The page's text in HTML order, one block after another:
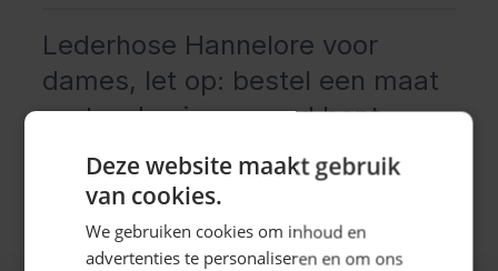
Lederhose Hannelore voor
dames, let op: bestel een maat
groter dan je gewend bent,
deze lederhose valt klein.
Lederhosen Hannelore voor dames
exclusieve dames lederhose dat veel wordt gedragen
op het Oktoberfest in München. Wil jij je als een echte
Deze website maakt gebruik
van cookies.
We gebruiken cookies om inhoud en
advertenties te personaliseren en om ons